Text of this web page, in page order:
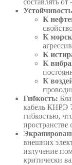
К
К
К
К
К
Гибкость:
кабель КНРЭ
гибкостью,
пространстве
внешних
излучение
критически